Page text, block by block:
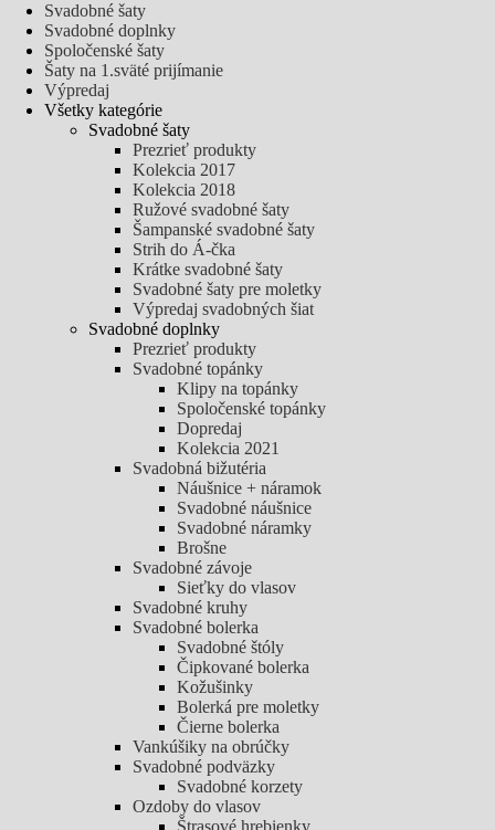
Svadobné šaty
Svadobné doplnky
Spoločenské šaty
Šaty na 1.sväté prijímanie
Výpredaj
Všetky kategórie
Svadobné šaty
Prezrieť produkty
Kolekcia 2017
Kolekcia 2018
Ružové svadobné šaty
Šampanské svadobné šaty
Strih do Á-čka
Krátke svadobné šaty
Svadobné šaty pre moletky
Výpredaj svadobných šiat
Svadobné doplnky
Prezrieť produkty
Svadobné topánky
Klipy na topánky
Spoločenské topánky
Dopredaj
Kolekcia 2021
Svadobná bižutéria
Náušnice + náramok
Svadobné náušnice
Svadobné náramky
Brošne
Svadobné závoje
Sieťky do vlasov
Svadobné kruhy
Svadobné bolerka
Svadobné štóly
Čipkované bolerka
Kožušinky
Bolerká pre moletky
Čierne bolerka
Vankúšiky na obrúčky
Svadobné podväzky
Svadobné korzety
Ozdoby do vlasov